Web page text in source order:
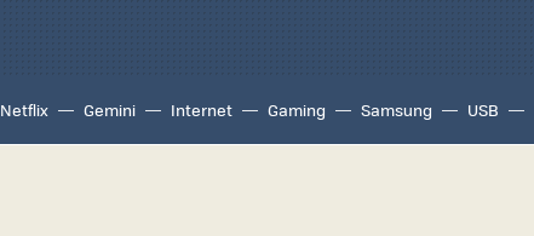
Netflix Gemini Internet Gaming Samsung USB